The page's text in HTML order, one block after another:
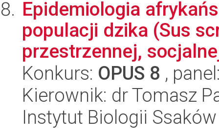
Epidemiologia
populacji dzika (Sus
przestrzennej,
Konkurs: OPUS 8 ,
Kierownik: dr Tomasz
Instytut Biologii Ssaków